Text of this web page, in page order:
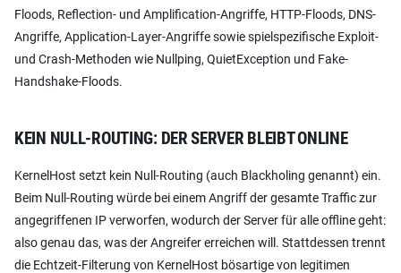
Floods, Reflection- und Amplification-Angriffe, HTTP-Floods, DNS-
Angriffe, Application-Layer-Angriffe sowie spielspezifische Exploit-
und Crash-Methoden wie Nullping, QuietException und Fake-
Handshake-Floods.
KEIN NULL-ROUTING: DER SERVER BLEIBT ONLINE
KernelHost setzt kein Null-Routing (auch Blackholing genannt) ein.
Beim Null-Routing würde bei einem Angriff der gesamte Traffic zur
angegriffenen IP verworfen, wodurch der Server für alle offline geht:
also genau das, was der Angreifer erreichen will. Stattdessen trennt
die Echtzeit-Filterung von KernelHost bösartige von legitimen